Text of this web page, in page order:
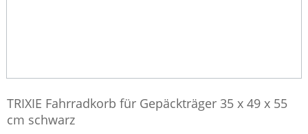
TRIXIE Fahrradkorb für Gepäckträger 35 x 49 x 55
cm schwarz